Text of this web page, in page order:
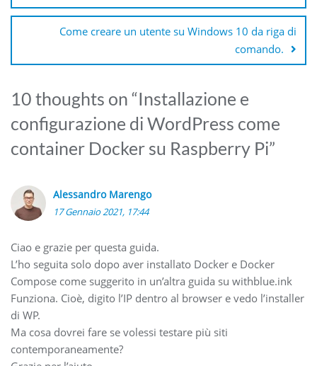
Come creare un utente su Windows 10 da riga di
comando.
10 thoughts on “Installazione e
configurazione di WordPress come
container Docker su Raspberry Pi”
Alessandro Marengo
17 Gennaio 2021, 17:44
Ciao e grazie per questa guida.
L’ho seguita solo dopo aver installato Docker e Docker
Compose come suggerito in un’altra guida su withblue.ink
Funziona. Cioè, digito l’IP dentro al browser e vedo l’installer
di WP.
Ma cosa dovrei fare se volessi testare più siti
contemporaneamente?